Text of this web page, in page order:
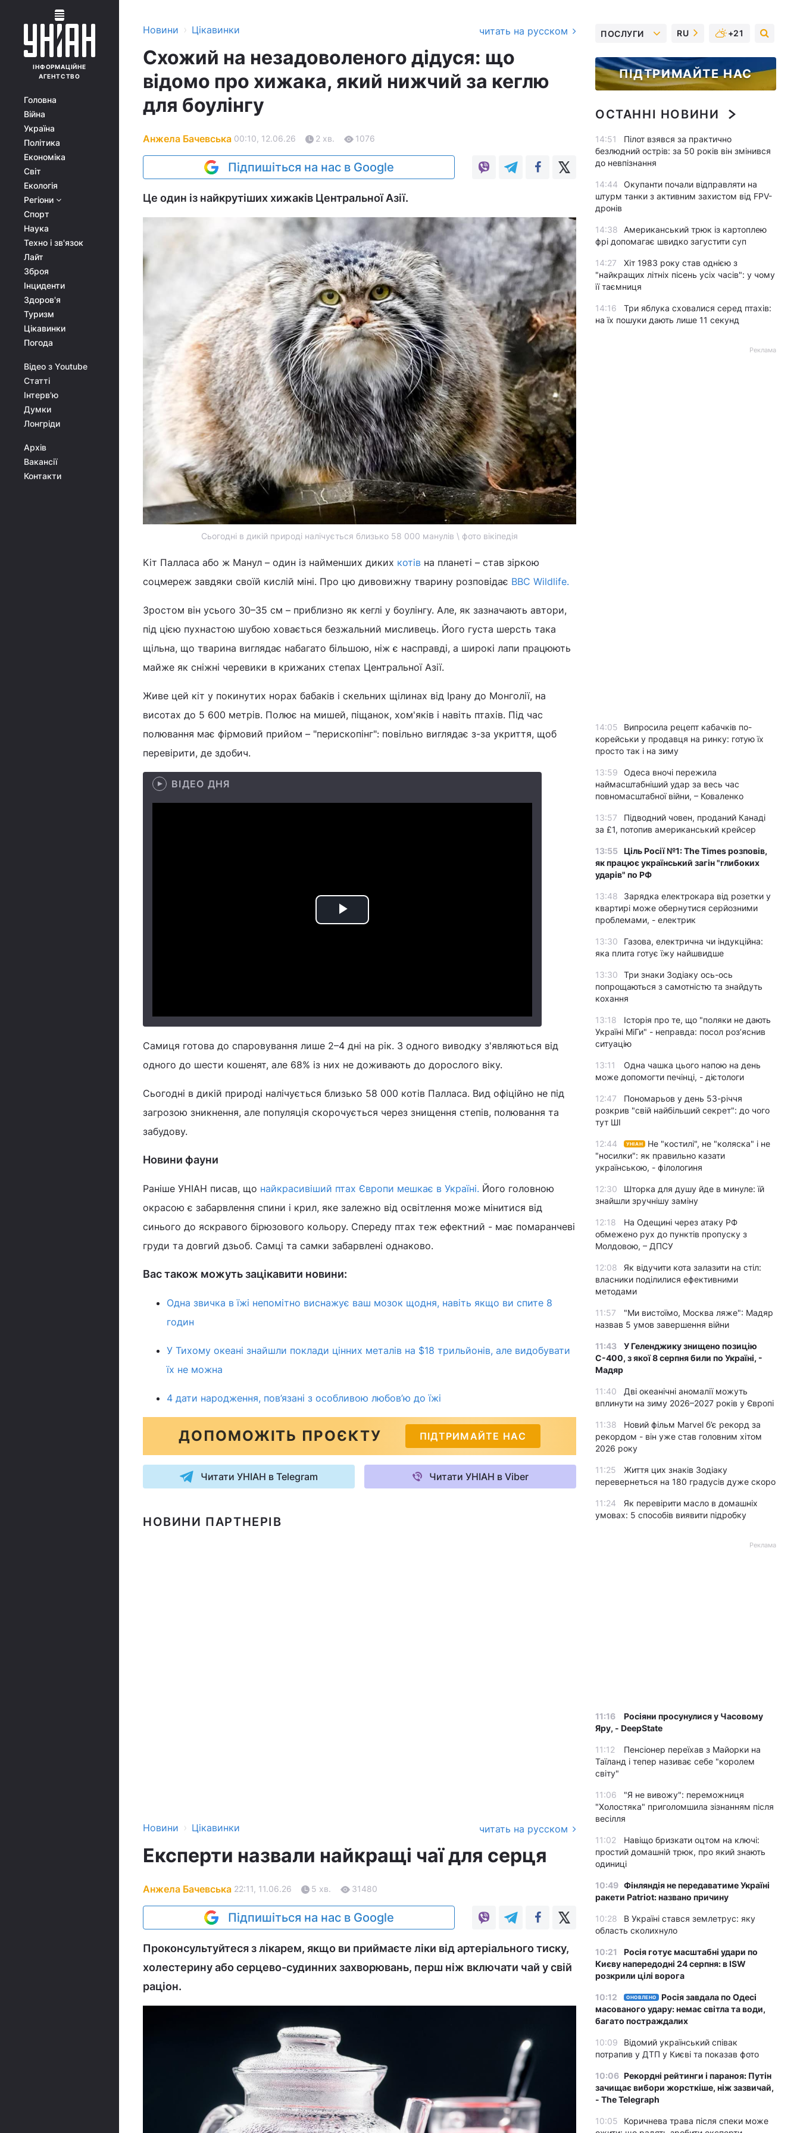
ІНФОРМАЦІЙНЕ
АГЕНТСТВО
Головна
Війна
Україна
Політика
Економіка
Світ
Екологія
Регіони
Спорт
Наука
Техно і зв'язок
Лайт
Зброя
Інциденти
Здоров'я
Туризм
Цікавинки
Погода
Відео з Youtube
Статті
Інтерв'ю
Думки
Лонгріди
Архів
Вакансії
Контакти
Новини › Цікавинки читать на русском
Схожий на незадоволеного дідуся: що
відомо про хижака, який нижчий за кеглю
для боулінгу
Анжела Бачевська 00:10, 12.06.26 2 хв. 1076
Підпишіться на нас в Google
Це один із найкрутіших хижаків Центральної Азії.
Сьогодні в дикій природі налічується близько 58 000 манулів \ фото вікіпедія
Кіт Палласа або ж Манул – один із найменших диких котів на планеті – став зіркою
соцмереж завдяки своїй кислій міні. Про цю дивовижну тварину розповідає BBC Wildlife.
Зростом він усього 30–35 см – приблизно як кеглі у боулінгу. Але, як зазначають автори,
під цією пухнастою шубою ховається безжальний мисливець. Його густа шерсть така
щільна, що тварина виглядає набагато більшою, ніж є насправді, а широкі лапи працюють
майже як сніжні черевики в крижаних степах Центральної Азії.
Живе цей кіт у покинутих норах бабаків і скельних щілинах від Ірану до Монголії, на
висотах до 5 600 метрів. Полює на мишей, піщанок, хом'яків і навіть птахів. Під час
полювання має фірмовий прийом – "перископінг": повільно виглядає з-за укриття, щоб
перевірити, де здобич.
ВІДЕО ДНЯ
Play
Самиця готова до спаровування лише 2–4 дні на рік. З одного виводку з'являються від
одного до шести кошенят, але 68% із них не доживають до дорослого віку.
Сьогодні в дикій природі налічується близько 58 000 котів Палласа. Вид офіційно не під
загрозою зникнення, але популяція скорочується через знищення степів, полювання та
забудову.
Новини фауни
Раніше УНІАН писав, що найкрасивіший птах Європи мешкає в Україні. Його головною
окрасою є забарвлення спини і крил, яке залежно від освітлення може мінитися від
синього до яскравого бірюзового кольору. Спереду птах теж ефектний - має помаранчеві
груди та довгий дзьоб. Самці та самки забарвлені однаково.
Вас також можуть зацікавити новини:
Одна звичка в їжі непомітно виснажує ваш мозок щодня, навіть якщо ви спите 8
годин
У Тихому океані знайшли поклади цінних металів на $18 трильйонів, але видобувати
їх не можна
4 дати народження, пов’язані з особливою любов’ю до їжі
ДОПОМОЖІТЬ ПРОЄКТУ ПІДТРИМАЙТЕ НАС
Читати УНІАН в Telegram Читати УНІАН в Viber
НОВИНИ ПАРТНЕРІВ
Новини › Цікавинки читать на русском
Експерти назвали найкращі чаї для серця
Анжела Бачевська 22:11, 11.06.26 5 хв. 31480
Підпишіться на нас в Google
Проконсультуйтеся з лікарем, якщо ви приймаєте ліки від артеріального тиску,
холестерину або серцево-судинних захворювань, перш ніж включати чай у свій
раціон.
ПОСЛУГИ RU +21
ПІДТРИМАЙТЕ НАС
ОСТАННІ НОВИНИ
14:51
Пілот взявся за практично
безлюдний острів: за 50 років він змінився
до невпізнання
14:44
Окупанти почали відправляти на
штурм танки з активним захистом від FPV-
дронів
14:38
Американський трюк із картоплею
фрі допомагає швидко загустити суп
14:27
Хіт 1983 року став однією з
"найкращих літніх пісень усіх часів": у чому
її таємниця
14:16
Три яблука сховалися серед птахів:
на їх пошуки дають лише 11 секунд
Реклама
14:05
Випросила рецепт кабачків по-
корейськи у продавця на ринку: готую їх
просто так і на зиму
13:59
Одеса вночі пережила
наймасштабніший удар за весь час
повномасштабної війни, – Коваленко
13:57
Підводний човен, проданий Канаді
за £1, потопив американський крейсер
13:55 Ціль Росії №1: The Times розповів,
як працює український загін "глибоких
ударів" по РФ
13:48
Зарядка електрокара від розетки у
квартирі може обернутися серйозними
проблемами, - електрик
13:30
Газова, електрична чи індукційна:
яка плита готує їжу найшвидше
13:30
Три знаки Зодіаку ось-ось
попрощаються з самотністю та знайдуть
кохання
13:18
Історія про те, що "поляки не дають
Україні МіГи" - неправда: посол роз’яснив
ситуацію
13:11
Одна чашка цього напою на день
може допомогти печінці, - дієтологи
12:47
Пономарьов у день 53-річчя
розкрив "свій найбільший секрет": до чого
тут ШІ
12:44 УНІАН
Не "костилі", не "коляска" і не
"носилки": як правильно казати
українською, - філологиня
12:30
Шторка для душу йде в минуле: їй
знайшли зручнішу заміну
12:18
На Одещині через атаку РФ
обмежено рух до пунктів пропуску з
Молдовою, – ДПСУ
12:08
Як відучити кота залазити на стіл:
власники поділилися ефективними
методами
11:57
"Ми вистоїмо, Москва ляже": Мадяр
назвав 5 умов завершення війни
11:43
У Геленджику знищено позицію
С-400, з якої 8 серпня били по Україні, -
Мадяр
11:40
Дві океанічні аномалії можуть
вплинути на зиму 2026–2027 років у Європі
11:38
Новий фільм Marvel б’є рекорд за
рекордом - він уже став головним хітом
2026 року
11:25
Життя цих знаків Зодіаку
перевернеться на 180 градусів дуже скоро
11:24
Як перевірити масло в домашніх
умовах: 5 способів виявити підробку
Реклама
11:16
Росіяни просунулися у Часовому
Яру, - DeepState
11:12
Пенсіонер переїхав з Майорки на
Таїланд і тепер називає себе "королем
світу"
11:06
"Я не вивожу": переможниця
"Холостяка" приголомшила зізнанням після
весілля
11:02
Навіщо бризкати оцтом на ключі:
простий домашній трюк, про який знають
одиниці
10:49 Фінляндія не передаватиме Україні
ракети Patriot: названо причину
10:28
В Україні стався землетрус: яку
область сколихнуло
10:21
Росія готує масштабні удари по
Києву напередодні 24 серпня: в ISW
розкрили цілі ворога
10:12 ОНОВЛЕНО
Росія завдала по Одесі
масованого удару: немає світла та води,
багато постраждалих
10:09
Відомий український співак
потрапив у ДТП у Києві та показав фото
10:06 Рекордні рейтинги і параноя: Путін
зачищає вибори жорсткіше, ніж зазвичай,
- The Telegraph
10:05
Коричнева трава після спеки може